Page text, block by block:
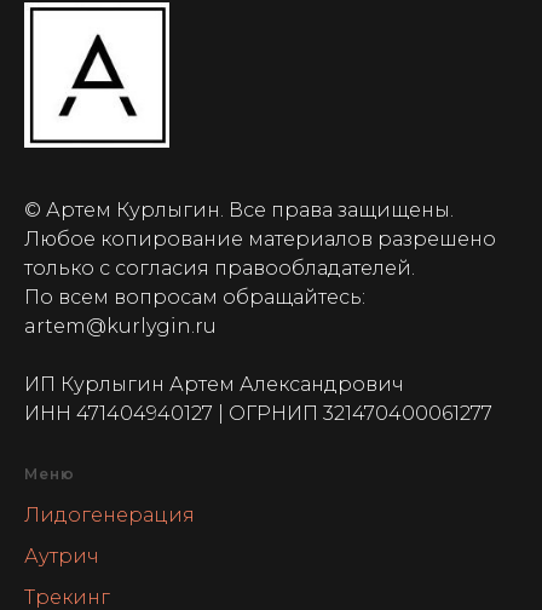
© Артем Курлыгин. Все права защищены.
Любое копирование материалов разрешено
только с согласия правообладателей.
По всем вопросам обращайтесь:
artem@kurlygin.ru
ИП Курлыгин Артем Александрович
ИНН 471404940127 | ОГРНИП 321470400061277
Меню
Лидогенерация
Аутрич
Трекинг